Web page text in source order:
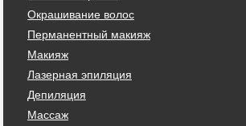
Окрашивание волос
Перманентный макияж
Макияж
Лазерная эпиляция
Депиляция
Массаж